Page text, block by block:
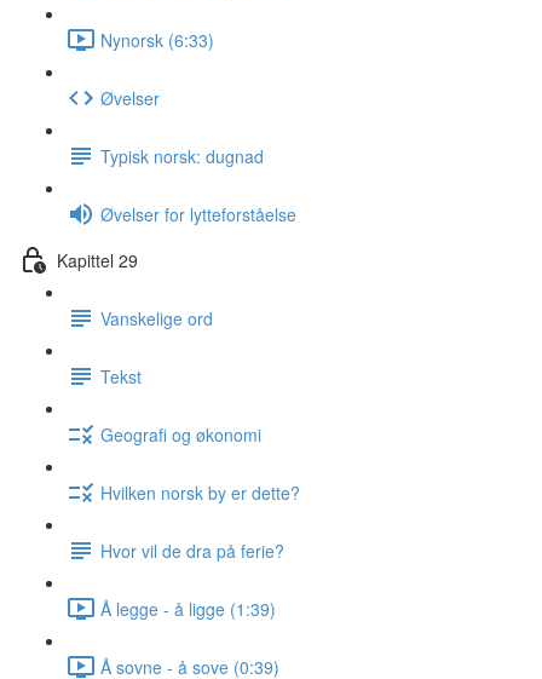
Nynorsk (6:33)
Øvelser
Typisk norsk: dugnad
Øvelser for lytteforståelse
Kapittel 29
Vanskelige ord
Tekst
Geografi og økonomi
Hvilken norsk by er dette?
Hvor vil de dra på ferie?
Å legge - å ligge (1:39)
Å sovne - å sove (0:39)